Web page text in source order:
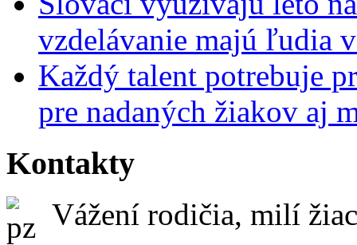
vzdelávanie majú ľudia
Každý talent potrebuje
pre nadaných žiakov aj
Kontakty
Vážení rodičia, milí